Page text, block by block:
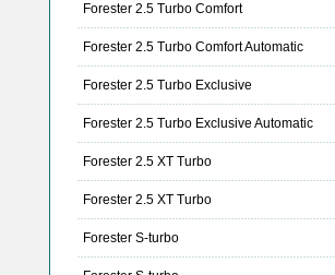
Forester 2.5 Turbo Comfort
Forester 2.5 Turbo Comfort Automatic
Forester 2.5 Turbo Exclusive
Forester 2.5 Turbo Exclusive Automatic
Forester 2.5 XT Turbo
Forester 2.5 XT Turbo
Forester S-turbo